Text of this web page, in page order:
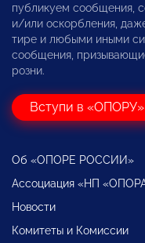
публикуем сообщения,
и/или оскорбления,
тире и любыми иными
сообщения,
розни.
Вступи в «ОПОРУ»
Об «ОПОРЕ РОССИИ»
Ассоциация «НП
Новости
Комитеты и Комиссии